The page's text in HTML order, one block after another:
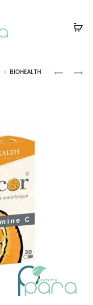
BIOHEALTH